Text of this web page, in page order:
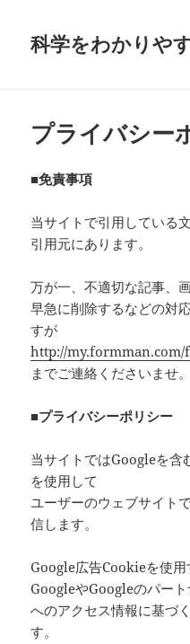
科学をわかりや
プライバシー
■免責事項
当サイトで引用している
引用元にあります。
万が一、不適切な記事、
早急に削除するなどの対
すが
http://my.formman.com/
までご連絡くださいませ。
■プライバシーポリシー
当サイトではGoogleを含
を使用して
ユーザーのウェブサイト
信します。
Google広告Cookieを使用
GoogleやGoogleのパー
へのアクセス情報に基づ
す。